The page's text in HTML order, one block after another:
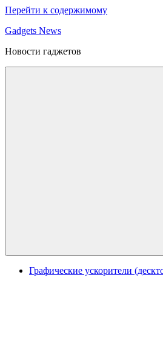
Перейти к содержимому
Gadgets News
Новости гаджетов
Графические ускорители